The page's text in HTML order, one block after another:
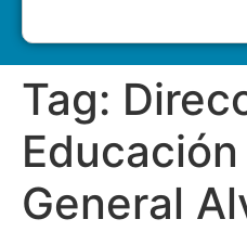
Tag:
General